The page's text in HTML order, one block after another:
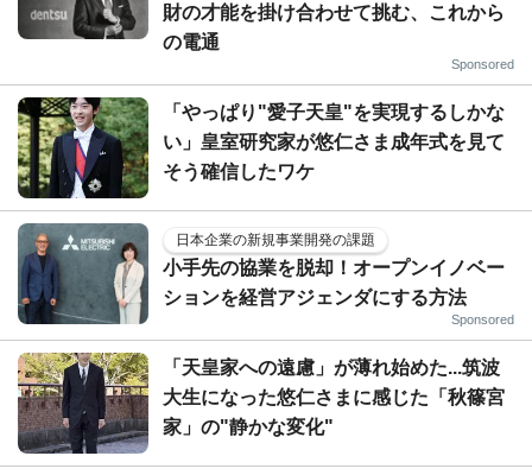
財の才能を掛け合わせて挑む、これから
の電通
Sponsored
「やっぱり"愛子天皇"を実現するしかな
い」皇室研究家が悠仁さま成年式を見て
そう確信したワケ
日本企業の新規事業開発の課題
小手先の協業を脱却！オープンイノベー
ションを経営アジェンダにする方法
Sponsored
「天皇家への遠慮」が薄れ始めた...筑波
大生になった悠仁さまに感じた「秋篠宮
家」の"静かな変化"